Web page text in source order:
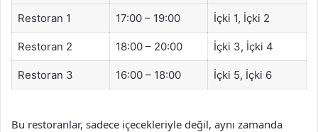
Restoran 1 17:00 – 19:00 İçki 1, İçki 2
Restoran 2 18:00 – 20:00 İçki 3, İçki 4
Restoran 3 16:00 – 18:00 İçki 5, İçki 6
Bu restoranlar, sadece içecekleriyle değil, aynı zamanda